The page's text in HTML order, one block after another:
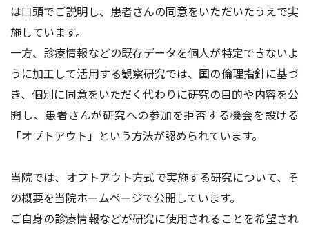
は口頭でご説明し、患者さんの同意をいただいたうえで実
施しています。
一方、診療情報などの既存データを個人が特定できないよ
うに加工して活用する観察研究では、国の倫理指針に基づ
き、個別に同意をいただく代わりに研究の目的や内容を公
開し、患者さんが研究への参加を拒否する機会を設ける
「オプトアウト」という方法が認められています。
当院では、オプトアウト方式で実施する研究について、そ
の概要を当院ホームページで公開しています。
ご自身の診療情報などが研究に使用されることを希望され